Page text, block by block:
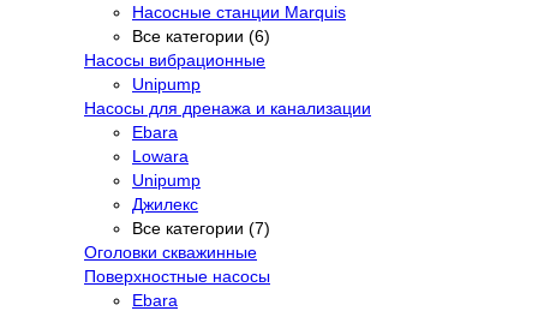
Насосные станции Marquis
Все категории (6)
Насосы вибрационные
Unipump
Насосы для дренажа и канализации
Ebara
Lowara
Unipump
Джилекс
Все категории (7)
Оголовки скважинные
Поверхностные насосы
Ebara